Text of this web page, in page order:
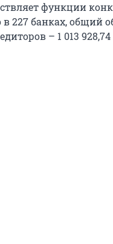
функции
227 банках, общий
– 1 013